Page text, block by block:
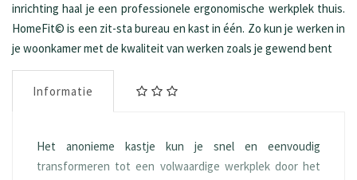
inrichting haal je een professionele ergonomische werkplek thuis.
HomeFit© is een zit-sta bureau en kast in één. Zo kun je werken in
je woonkamer met de kwaliteit van werken zoals je gewend bent
Informatie
Het anonieme kastje kun je snel en eenvoudig
transformeren tot een volwaardige werkplek door het